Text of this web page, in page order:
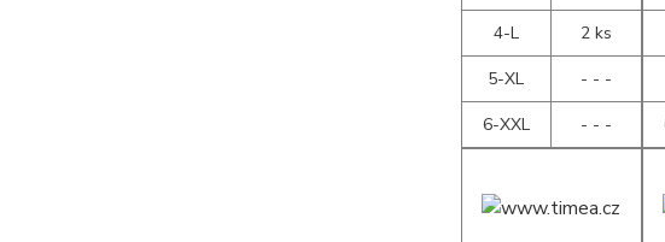
4-L
2 ks
5-XL
- - -
6-XXL
- - -